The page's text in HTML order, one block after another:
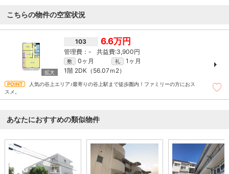
こちらの物件の空室状況
103 6.6万円
- 3,900円
敷 0ヶ月 礼
1ヶ月
1階 2DK（56.07ｍ 2）
人気の谷上エリア♪最寄りの谷上駅まで徒歩圏内！ファミリーの方におス
スメ。
あなたにおすすめの類似物件